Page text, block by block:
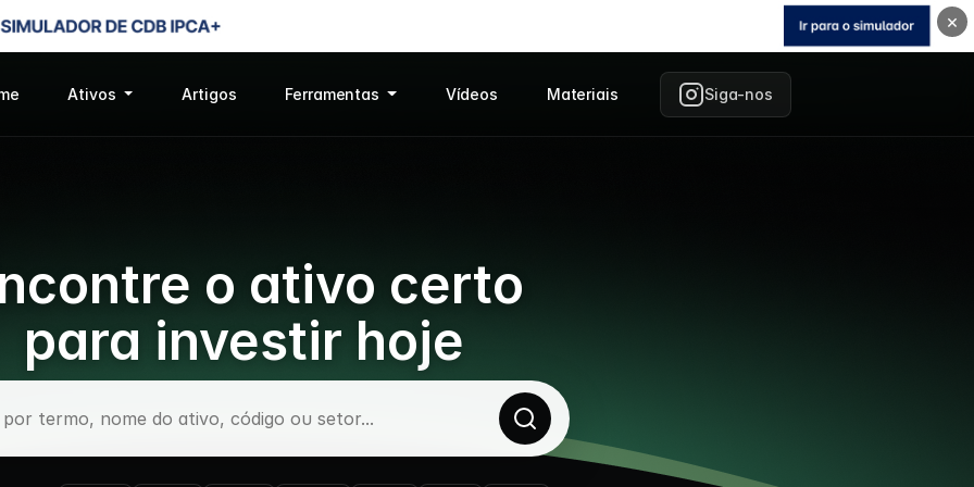
×
Ativos Artigos Ferramentas Vídeos Materiais Siga-nos
o ativo certo
para investir hoje